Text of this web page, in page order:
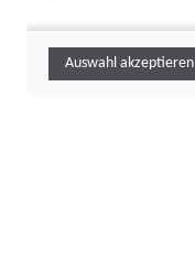
Auswahl akzeptieren